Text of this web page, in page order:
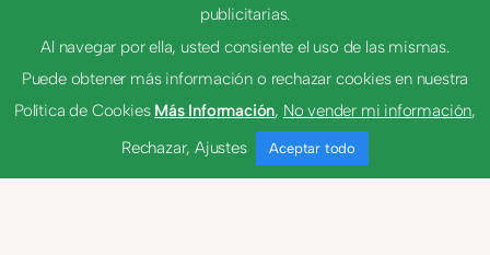
publicitarias.
Al navegar por ella, usted consiente el uso de las mismas.
Puede obtener más información o rechazar cookies en nuestra
Política de Cookies Más Información, No vender mi información,
Rechazar, Ajustes Aceptar todo